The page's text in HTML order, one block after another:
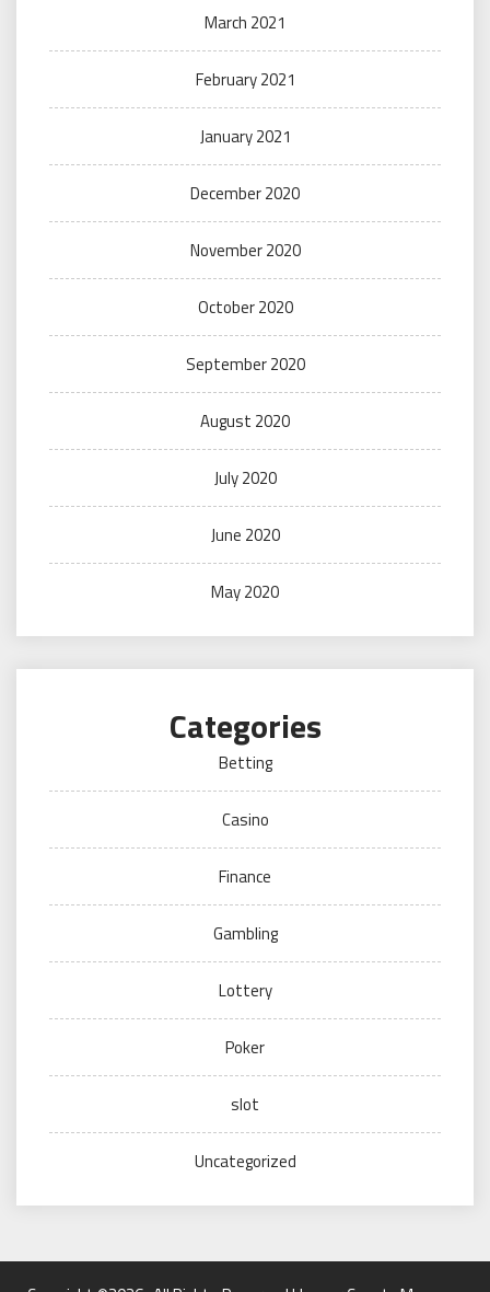
March 2021
February 2021
January 2021
December 2020
November 2020
October 2020
September 2020
August 2020
July 2020
June 2020
May 2020
Categories
Betting
Casino
Finance
Gambling
Lottery
Poker
slot
Uncategorized